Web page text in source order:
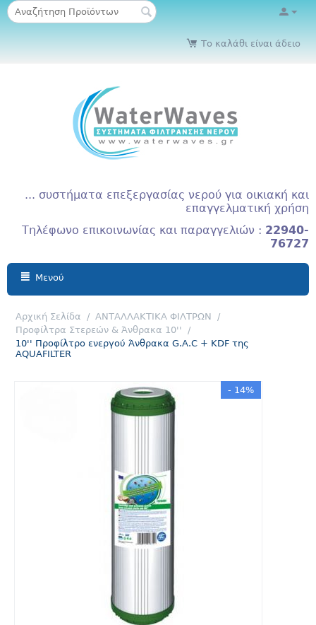
Το καλάθι είναι άδειο
... συστήματα επεξεργασίας νερού για οικιακή και
επαγγελματική χρήση
Τηλέφωνο επικοινωνίας και παραγγελιών : 22940-
76727
Μενού
Αρχική Σελίδα / ΑΝΤΑΛΛΑΚΤΙΚΑ ΦΙΛΤΡΩΝ
/
Προφίλτρα Στερεών & Άνθρακα 10''
/
10'' Προφίλτρο ενεργού Άνθρακα G.A.C + KDF της
AQUAFILTER
- 14%